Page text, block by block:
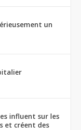
un
influent sur les
et créent des